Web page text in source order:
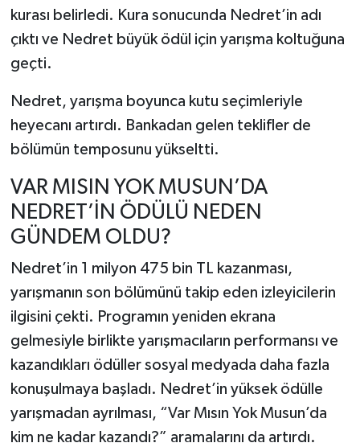
kurası belirledi. Kura sonucunda Nedret’in adı
çıktı ve Nedret büyük ödül için yarışma koltuğuna
geçti.
Nedret, yarışma boyunca kutu seçimleriyle
heyecanı artırdı. Bankadan gelen teklifler de
bölümün temposunu yükseltti.
VAR MISIN YOK MUSUN’DA
NEDRET’İN ÖDÜLÜ NEDEN
GÜNDEM OLDU?
Nedret’in 1 milyon 475 bin TL kazanması,
yarışmanın son bölümünü takip eden izleyicilerin
ilgisini çekti. Programın yeniden ekrana
gelmesiyle birlikte yarışmacıların performansı ve
kazandıkları ödüller sosyal medyada daha fazla
konuşulmaya başladı. Nedret’in yüksek ödülle
yarışmadan ayrılması, “Var Mısın Yok Musun’da
kim ne kadar kazandı?” aramalarını da artırdı.